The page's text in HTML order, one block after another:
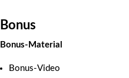
Bonus
Bonus-Material
Bonus-Video